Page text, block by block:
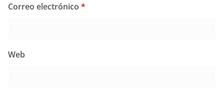
Correo electrónico *
Web